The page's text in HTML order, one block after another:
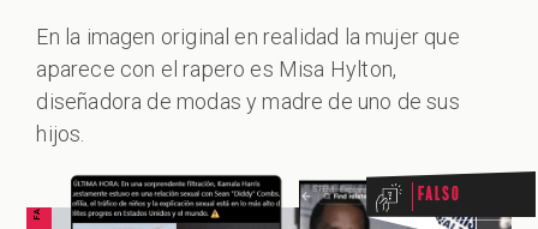
En la imagen original en realidad la mujer que
aparece con el rapero es Misa Hylton,
diseñadora de modas y madre de uno de sus
hijos.
Falso